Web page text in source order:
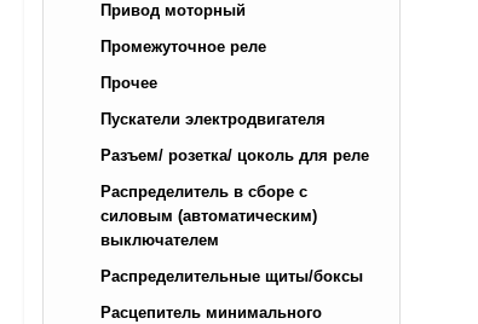
Привод моторный
Промежуточное реле
Прочее
Пускатели электродвигателя
Разъем/ розетка/ цоколь для реле
Распределитель в сборе с
силовым (автоматическим)
выключателем
Распределительные щиты/боксы
Расцепитель минимального